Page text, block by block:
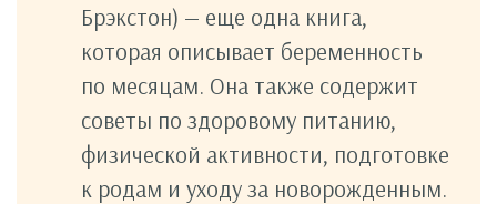
Брэкстон) — еще одна книга,
которая описывает беременность
по месяцам. Она также содержит
советы по здоровому питанию,
физической активности, подготовке
к родам и уходу за новорожденным.